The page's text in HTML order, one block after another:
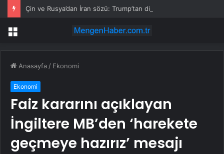
Çin ve Rusya’dan İran sözü: Trump’tan dikkat çeken çıkış
Menü
Anasayfa / Ekonomi
Ekonomi
Faiz kararını açıklayan
İngiltere MB’den ‘harekete
geçmeye hazırız’ mesajı